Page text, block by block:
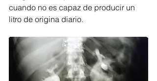
cuando no es capaz de producir un
litro de origina diario.